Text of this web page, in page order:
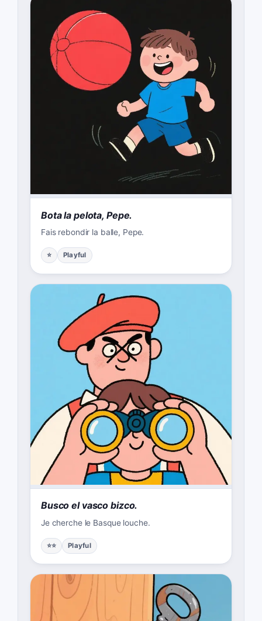
Bota la pelota, Pepe.
Fais rebondir la balle, Pepe.
⭐ Playful
Busco el vasco bizco.
Je cherche le Basque louche.
⭐⭐ Playful